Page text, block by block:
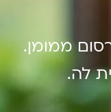
ממומן.
לה.